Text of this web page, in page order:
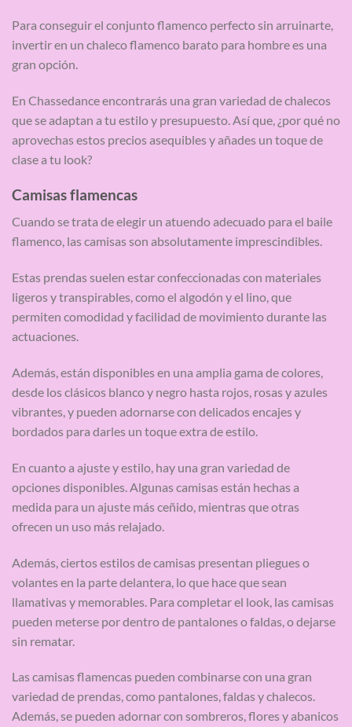
Para conseguir el conjunto flamenco perfecto sin arruinarte,
invertir en un chaleco flamenco barato para hombre es una
gran opción.
En Chassedance encontrarás una gran variedad de chalecos
que se adaptan a tu estilo y presupuesto. Así que, ¿por qué no
aprovechas estos precios asequibles y añades un toque de
clase a tu look?
Camisas flamencas
Cuando se trata de elegir un atuendo adecuado para el baile
flamenco, las camisas son absolutamente imprescindibles.
Estas prendas suelen estar confeccionadas con materiales
ligeros y transpirables, como el algodón y el lino, que
permiten comodidad y facilidad de movimiento durante las
actuaciones.
Además, están disponibles en una amplia gama de colores,
desde los clásicos blanco y negro hasta rojos, rosas y azules
vibrantes, y pueden adornarse con delicados encajes y
bordados para darles un toque extra de estilo.
En cuanto a ajuste y estilo, hay una gran variedad de
opciones disponibles. Algunas camisas están hechas a
medida para un ajuste más ceñido, mientras que otras
ofrecen un uso más relajado.
Además, ciertos estilos de camisas presentan pliegues o
volantes en la parte delantera, lo que hace que sean
llamativas y memorables. Para completar el look, las camisas
pueden meterse por dentro de pantalones o faldas, o dejarse
sin rematar.
Las camisas flamencas pueden combinarse con una gran
variedad de prendas, como pantalones, faldas y chalecos.
Además, se pueden adornar con sombreros, flores y abanicos